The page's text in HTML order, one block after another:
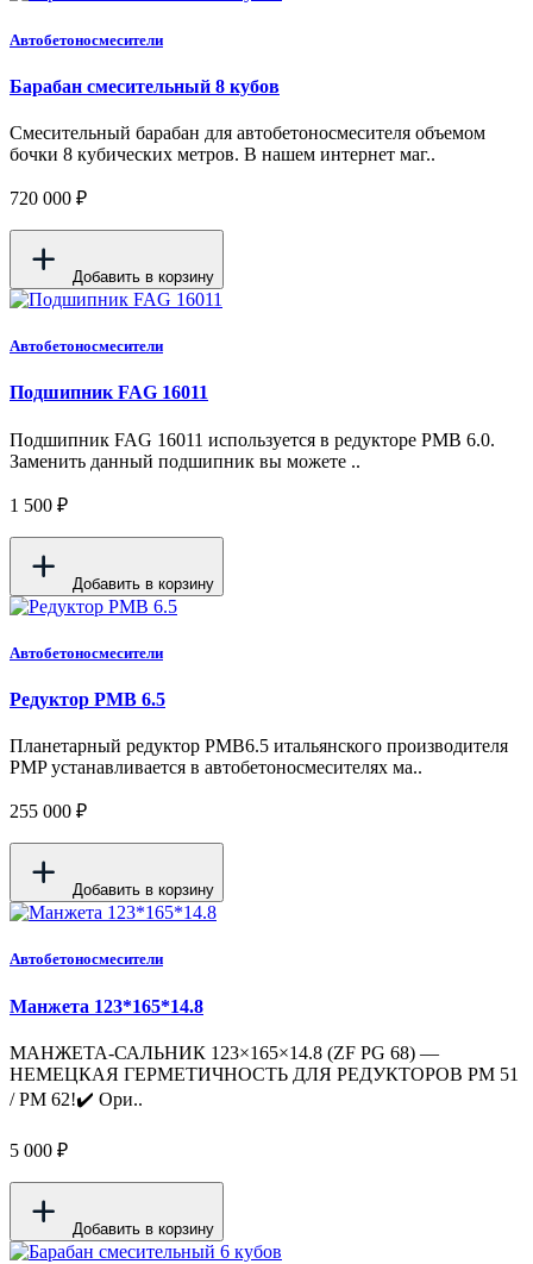
Автобетоносмесители
Барабан смесительный 8 кубов
Смесительный барабан для автобетоносмесителя объемом
бочки 8 кубических метров. В нашем интернет маг..
720 000 ₽
Добавить в корзину
Автобетоносмесители
Подшипник FAG 16011
Подшипник FAG 16011 используется в редукторе PMB 6.0.
Заменить данный подшипник вы можете ..
1 500 ₽
Добавить в корзину
Автобетоносмесители
Редуктор PMB 6.5
Планетарный редуктор PMB6.5 итальянского производителя
PMP устанавливается в автобетоносмесителях ма..
255 000 ₽
Добавить в корзину
Автобетоносмесители
Манжета 123*165*14.8
МАНЖЕТА-САЛЬНИК 123×165×14.8 (ZF PG 68) —
НЕМЕЦКАЯ ГЕРМЕТИЧНОСТЬ ДЛЯ РЕДУКТОРОВ PM 51
/ PM 62!✔️ Ори..
5 000 ₽
Добавить в корзину